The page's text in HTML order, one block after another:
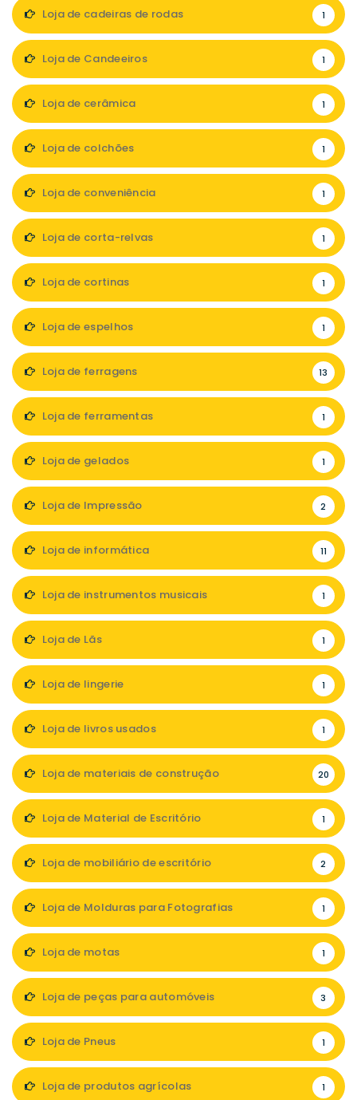
Loja de cadeiras de rodas 1
Loja de Candeeiros 1
Loja de cerâmica 1
Loja de colchões 1
Loja de conveniência 1
Loja de corta-relvas 1
Loja de cortinas 1
Loja de espelhos 1
Loja de ferragens 13
Loja de ferramentas 1
Loja de gelados 1
Loja de Impressão 2
Loja de informática 11
Loja de instrumentos musicais 1
Loja de Lãs 1
Loja de lingerie 1
Loja de livros usados 1
Loja de materiais de construção 20
Loja de Material de Escritório 1
Loja de mobiliário de escritório 2
Loja de Molduras para Fotografias 1
Loja de motas 1
Loja de peças para automóveis 3
Loja de Pneus 1
Loja de produtos agrícolas 1